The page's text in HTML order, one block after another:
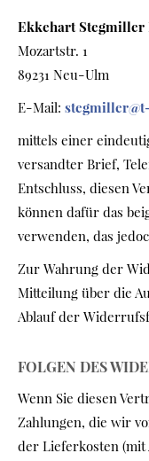
Ekkehart
Mozartstr. 1
89231 Neu-Ulm
E-Mail:
mittels einer
versandter Brief,
Entschluss, diesen
können dafür das
verwenden, das
Zur Wahrung der
Mitteilung über die
Ablauf der
FOLGEN DES
Wenn Sie diesen
Zahlungen, die wir
der Lieferkosten (mit